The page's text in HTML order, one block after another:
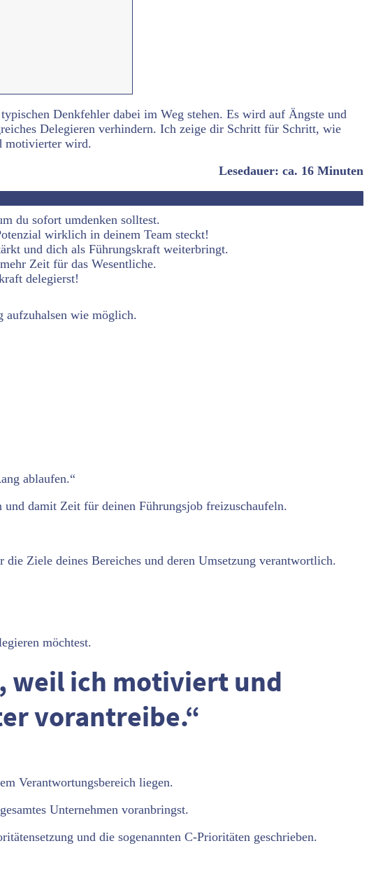
Denkfehler dabei im Weg stehen. Es wird auf Ängste und
Delegieren verhindern. Ich zeige dir Schritt für Schritt, wie
motivierter wird.
Lesedauer: ca. 16 Minuten
du sofort umdenken solltest.
wirklich in deinem Team steckt!
und dich als Führungskraft weiterbringt.
Zeit für das Wesentliche.
delegierst!
aufzuhalsen wie möglich.
ablaufen.“
damit Zeit für deinen Führungsjob freizuschaufeln.
Ziele deines Bereiches und deren Umsetzung verantwortlich.
möchtest.
weil ich motiviert und
vorantreibe.“
Verantwortungsbereich liegen.
Unternehmen voranbringst.
und die sogenannten C-Prioritäten geschrieben.